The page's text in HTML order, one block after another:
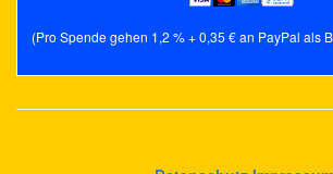
(Pro Spende gehen 1,2 % + 0,35 € an PayPal als